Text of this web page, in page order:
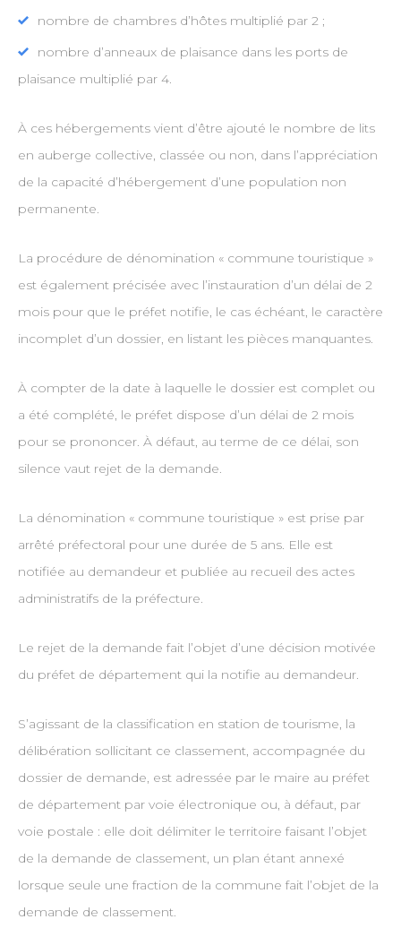
nombre de chambres d’hôtes multiplié par 2 ;
nombre d’anneaux de plaisance dans les ports de
plaisance multiplié par 4.
À ces hébergements vient d’être ajouté le nombre de lits
en auberge collective, classée ou non, dans l’appréciation
de la capacité d’hébergement d’une population non
permanente.
La procédure de dénomination « commune touristique »
est également précisée avec l’instauration d’un délai de 2
mois pour que le préfet notifie, le cas échéant, le caractère
incomplet d’un dossier, en listant les pièces manquantes.
À compter de la date à laquelle le dossier est complet ou
a été complété, le préfet dispose d’un délai de 2 mois
pour se prononcer. À défaut, au terme de ce délai, son
silence vaut rejet de la demande.
La dénomination « commune touristique » est prise par
arrêté préfectoral pour une durée de 5 ans. Elle est
notifiée au demandeur et publiée au recueil des actes
administratifs de la préfecture.
Le rejet de la demande fait l’objet d’une décision motivée
du préfet de département qui la notifie au demandeur.
S’agissant de la classification en station de tourisme, la
délibération sollicitant ce classement, accompagnée du
dossier de demande, est adressée par le maire au préfet
de département par voie électronique ou, à défaut, par
voie postale : elle doit délimiter le territoire faisant l’objet
de la demande de classement, un plan étant annexé
lorsque seule une fraction de la commune fait l’objet de la
demande de classement.